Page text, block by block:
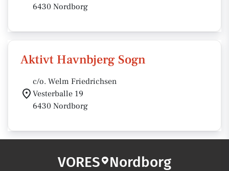
6430 Nordborg
Aktivt Havnbjerg Sogn
c/o. Welm Friedrichsen
Vesterballe 19
6430 Nordborg
VORES Nordborg